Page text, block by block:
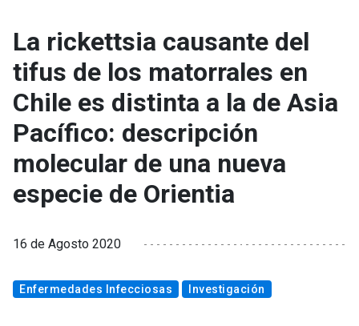
La rickettsia causante del
tifus de los matorrales en
Chile es distinta a la de Asia
Pacífico: descripción
molecular de una nueva
especie de Orientia
16 de Agosto 2020
Enfermedades Infecciosas Investigación